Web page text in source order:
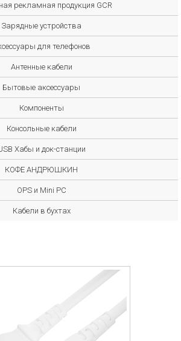
рекламная продукция GCR
Зарядные устройства
для телефонов
Антенные кабели
Бытовые аксессуары
Компоненты
Консольные кабели
Хабы и док-станции
КОФЕ АНДРЮШКИН
OPS и Mini PC
Кабели в бухтах